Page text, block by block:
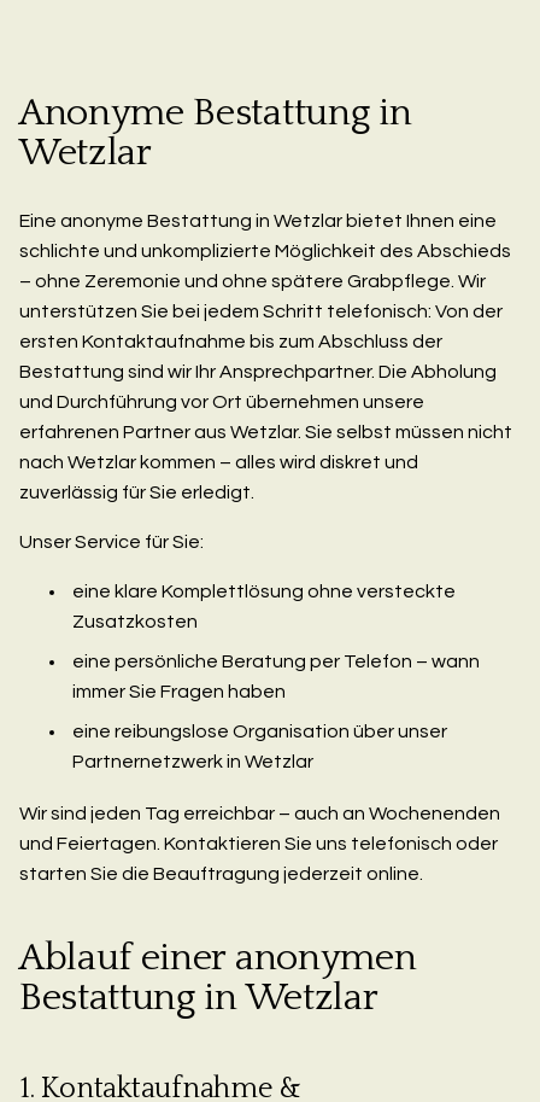
Anonyme Bestattung in
Wetzlar
Eine anonyme Bestattung in Wetzlar bietet Ihnen eine
schlichte und unkomplizierte Möglichkeit des Abschieds
– ohne Zeremonie und ohne spätere Grabpflege. Wir
unterstützen Sie bei jedem Schritt telefonisch: Von der
ersten Kontaktaufnahme bis zum Abschluss der
Bestattung sind wir Ihr Ansprechpartner. Die Abholung
und Durchführung vor Ort übernehmen unsere
erfahrenen Partner aus Wetzlar. Sie selbst müssen nicht
nach Wetzlar kommen – alles wird diskret und
zuverlässig für Sie erledigt.
Unser Service für Sie:
eine klare Komplettlösung ohne versteckte
Zusatzkosten
eine persönliche Beratung per Telefon – wann
immer Sie Fragen haben
eine reibungslose Organisation über unser
Partnernetzwerk in Wetzlar
Wir sind jeden Tag erreichbar – auch an Wochenenden
und Feiertagen. Kontaktieren Sie uns telefonisch oder
starten Sie die Beauftragung jederzeit online.
Ablauf einer anonymen
Bestattung in Wetzlar
1. Kontaktaufnahme &